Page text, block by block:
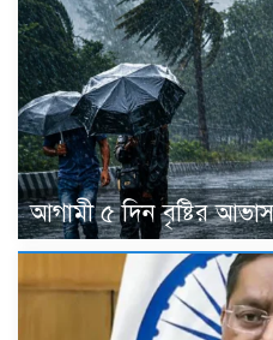
আগামী ৫ দিন বৃষ্টির আভাস